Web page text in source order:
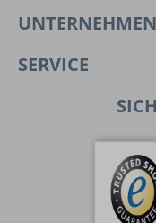
UNTERNEHMEN
SERVICE